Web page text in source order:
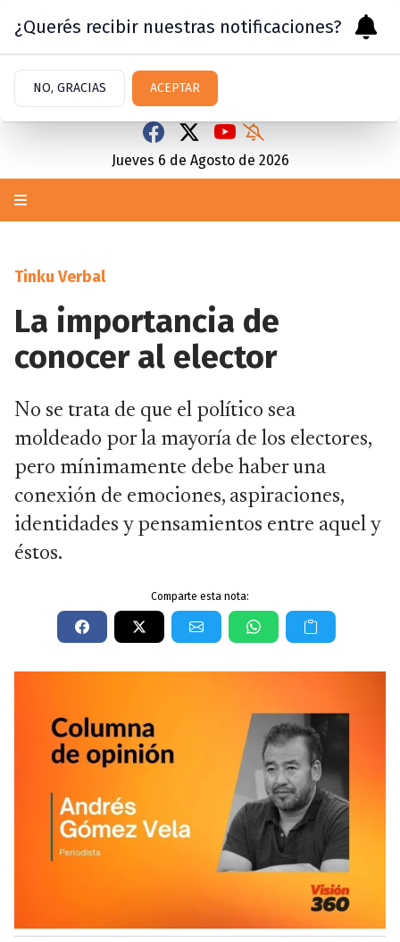
Jueves 6 de Agosto de 2026
Tinku Verbal
La importancia de
conocer al elector
No se trata de que el político sea
moldeado por la mayoría de los electores,
pero mínimamente debe haber una
conexión de emociones, aspiraciones,
identidades y pensamientos entre aquel y
éstos.
Comparte esta nota:
¿Querés recibir nuestras notificaciones?
NO, GRACIAS ACEPTAR